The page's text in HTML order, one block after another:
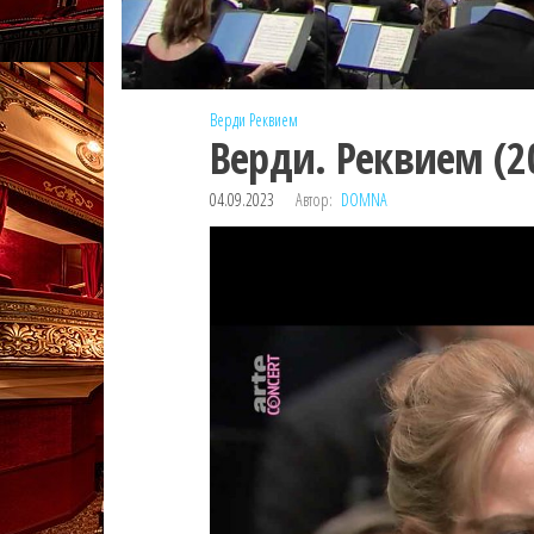
Верди Реквием
Верди. Реквием
04.09.2023 Автор: DOMNA